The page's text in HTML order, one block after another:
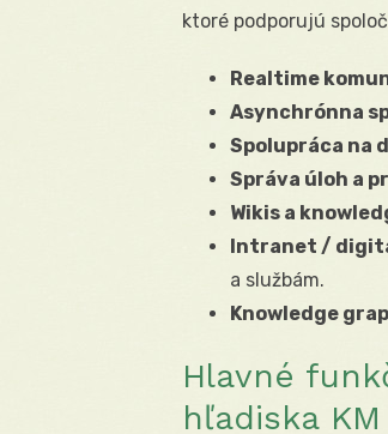
ktoré podporujú
Realtime
Asynchrónna
Spolupráca na
Správa úloh a
Wikis a
Intranet /
a službám.
Knowledge
Hlavné
hľadiska KM